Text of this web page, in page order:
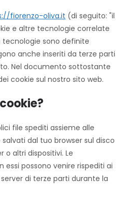
fiorenzo-oliva.it (di seguito: "il
e altre tecnologie correlate
sono definite
anche inseriti da terze parti
Nel documento sottostante
cookie sul nostro sito web.
file spediti assieme alle
dal tuo browser sul disco
altri dispositivi. Le
possono venire rispediti ai
di terze parti durante la